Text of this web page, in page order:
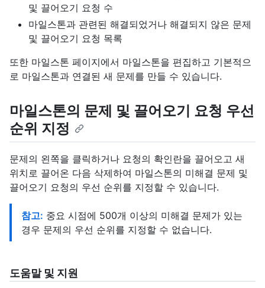
및 끌어오기 요청 수
마일스톤과 관련된 해결되었거나 해결되지 않은 문제
및 끌어오기 요청 목록
또한 마일스톤 페이지에서 마일스톤을 편집하고 기본적으
로 마일스톤과 연결된 새 문제를 만들 수 있습니다.
마일스톤의 문제 및 끌어오기 요청 우선
순위 지정
문제의 왼쪽을 클릭하거나 요청의 확인란을 끌어오고 새
위치로 끌어온 다음 삭제하여 마일스톤의 미해결 문제 및
끌어오기 요청의 우선 순위를 지정할 수 있습니다.
참고: 중요 시점에 500개 이상의 미해결 문제가 있는
경우 문제의 우선 순위를 지정할 수 없습니다.
도움말 및 지원